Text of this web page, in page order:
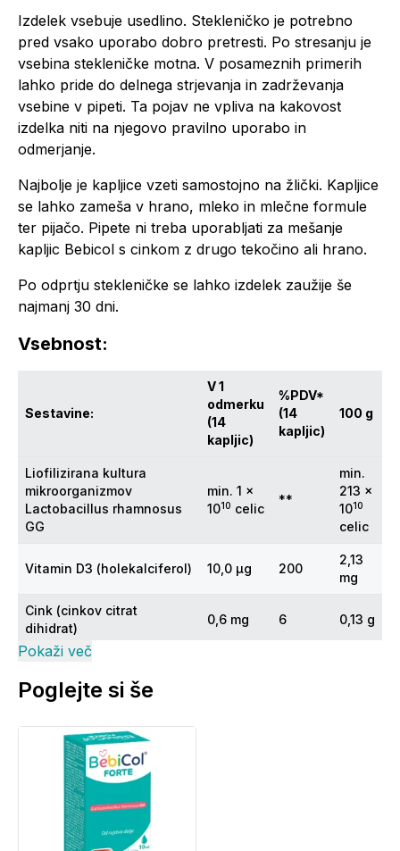
Izdelek vsebuje usedlino. Stekleničko je potrebno
pred vsako uporabo dobro pretresti. Po stresanju je
vsebina stekleničke motna. V posameznih primerih
lahko pride do delnega strjevanja in zadrževanja
vsebine v pipeti. Ta pojav ne vpliva na kakovost
izdelka niti na njegovo pravilno uporabo in
odmerjanje.
Najbolje je kapljice vzeti samostojno na žlički. Kapljice
se lahko zameša v hrano, mleko in mlečne formule
ter pijačo. Pipete ni treba uporabljati za mešanje
kapljic Bebicol s cinkom z drugo tekočino ali hrano.
Po odprtju stekleničke se lahko izdelek zaužije še
najmanj 30 dni.
Vsebnost:
Sestavine:
V 1
odmerku
(14
kapljic)
%PDV*
(14
kapljic)
100 g
Liofilizirana kultura
mikroorganizmov
Lactobacillus rhamnosus
GG
min. 1 x
1010 celic
**
min.
213 x
1010
celic
Vitamin D3 (holekalciferol) 10,0 µg 200
2,13
mg
Cink (cinkov citrat
dihidrat)
0,6 mg 6 0,13 g
*Priporočen dnevni vnos
**Priporočen dnevni vnos ni določen
Sestavine:
Liofilizirana kultura mikroorganizmov Lactobacillus
rhamnosus GG, vitamin D3 (holekalciferol), cink
Pokaži več
Poglejte si še